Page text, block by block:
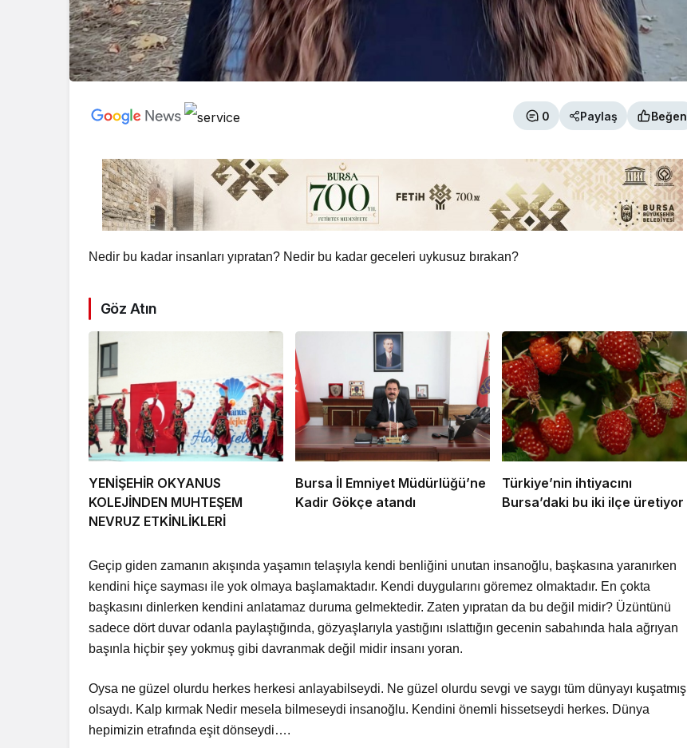
0 Paylaş Beğen
Nedir bu kadar insanları yıpratan? Nedir bu kadar geceleri uykusuz bırakan?
Göz Atın
YENİŞEHİR OKYANUS
KOLEJİNDEN MUHTEŞEM
NEVRUZ ETKİNLİKLERİ
Bursa İl Emniyet Müdürlüğü’ne
Kadir Gökçe atandı
Türkiye’nin ihtiyacını
Bursa’daki bu iki ilçe üretiyor
Geçip giden zamanın akışında yaşamın telaşıyla kendi benliğini unutan insanoğlu, başkasına yaranırken
kendini hiçe sayması ile yok olmaya başlamaktadır. Kendi duygularını göremez olmaktadır. En çokta
başkasını dinlerken kendini anlatamaz duruma gelmektedir. Zaten yıpratan da bu değil midir? Üzüntünü
sadece dört duvar odanla paylaştığında, gözyaşlarıyla yastığını ıslattığın gecenin sabahında hala ağrıyan
başınla hiçbir şey yokmuş gibi davranmak değil midir insanı yoran.
Oysa ne güzel olurdu herkes herkesi anlayabilseydi. Ne güzel olurdu sevgi ve saygı tüm dünyayı kuşatmış
olsaydı. Kalp kırmak Nedir mesela bilmeseydi insanoğlu. Kendini önemli hissetseydi herkes. Dünya
hepimizin etrafında eşit dönseydi….